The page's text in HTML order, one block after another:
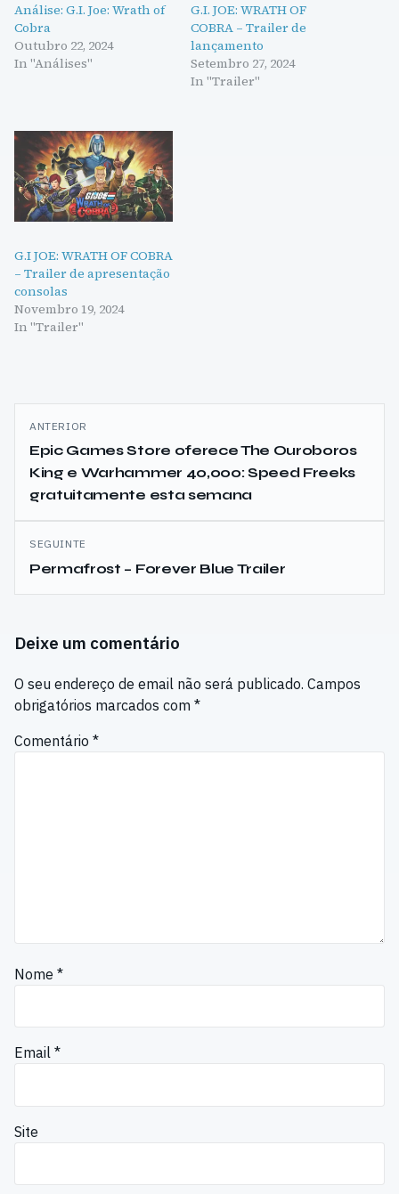
Análise: G.I. Joe: Wrath of
Cobra
Outubro 22, 2024
In "Análises"
G.I. JOE: WRATH OF
COBRA – Trailer de
lançamento
Setembro 27, 2024
In "Trailer"
G.I JOE: WRATH OF COBRA
– Trailer de apresentação
consolas
Novembro 19, 2024
In "Trailer"
Navegação
de
artigos
ANTERIOR
Epic Games Store oferece The Ouroboros
King e Warhammer 40,000: Speed Freeks
gratuitamente esta semana
SEGUINTE
Permafrost – Forever Blue Trailer
Deixe um comentário
O seu endereço de email não será publicado. Campos
obrigatórios marcados com *
Comentário *
Nome *
Email *
Site